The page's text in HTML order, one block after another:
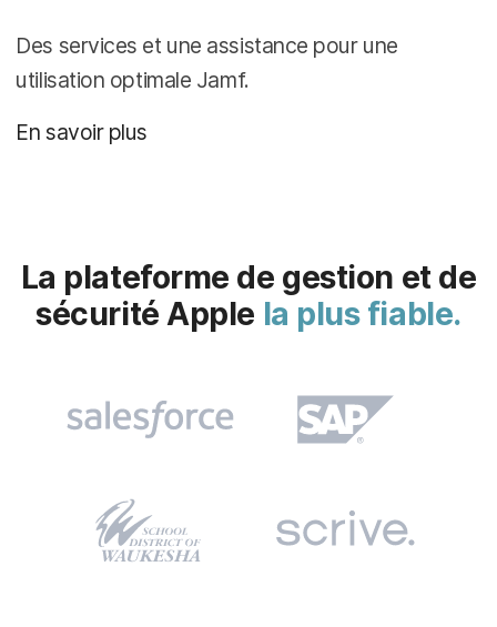
Des services et une assistance pour une
utilisation optimale Jamf.
En savoir plus
La plateforme de gestion et de
sécurité Apple la plus fiable.